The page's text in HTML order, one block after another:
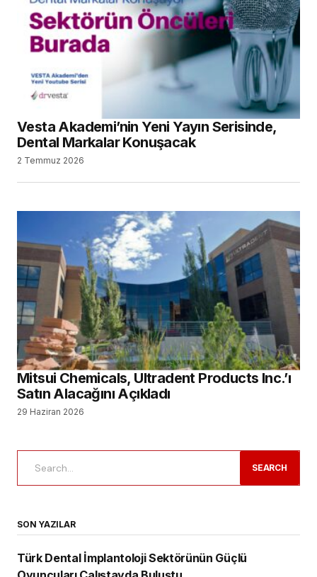
Vesta Akademi’nin Yeni Yayın Serisinde,
Dental Markalar Konuşacak
2 Temmuz 2026
Mitsui Chemicals, Ultradent Products Inc.’ı
Satın Alacağını Açıkladı
29 Haziran 2026
SEARCH
SON YAZILAR
Türk Dental İmplantoloji Sektörünün Güçlü